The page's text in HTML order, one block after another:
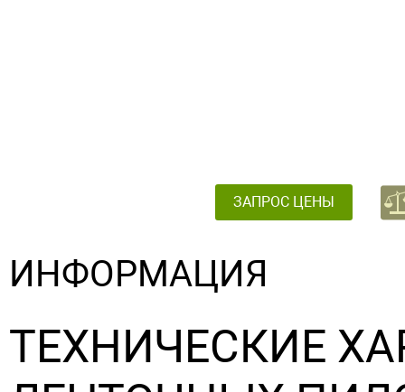
ЗАПРОС ЦЕНЫ
ИНФОРМАЦИЯ
ТЕХНИЧЕСКИЕ